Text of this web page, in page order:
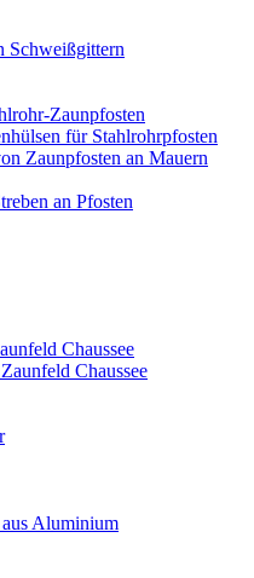
Schweißgittern
Zaunpfosten
für Stahlrohrpfosten
Zaunpfosten an Mauern
an Pfosten
Chaussee
Chaussee
Aluminium